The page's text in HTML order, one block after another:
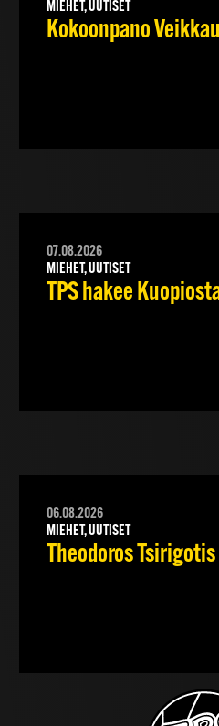
MIEHET, UUTISET
Kokoonpano
07.08.2026
MIEHET, UUTISET
TPS hakee
06.08.2026
MIEHET, UUTISET
Theodoros